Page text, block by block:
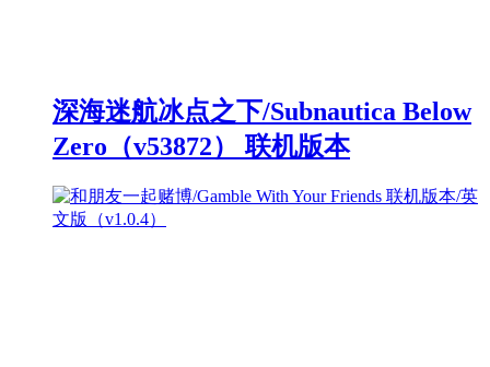
深海迷航冰点之下/Subnautica Below
Zero（v53872） 联机版本